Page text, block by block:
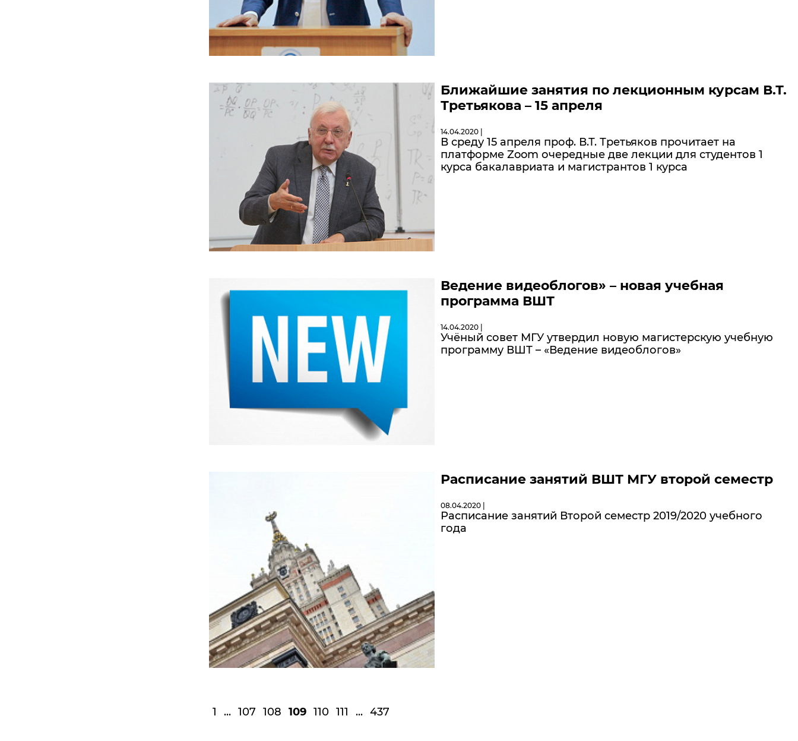
Ближайшие занятия по лекционным курсам В.Т.
Третьякова – 15 апреля
14.04.2020 |
В среду 15 апреля проф. В.Т. Третьяков прочитает на
платформе Zoom очередные две лекции для студентов 1
курса бакалавриата и магистрантов 1 курса
Ведение видеоблогов» – новая учебная
программа ВШТ
14.04.2020 |
Учёный совет МГУ утвердил новую магистерскую учебную
программу ВШТ – «Ведение видеоблогов»
Расписание занятий ВШТ МГУ второй семестр
08.04.2020 |
Расписание занятий Второй семестр 2019/2020 учебного
года
1 ... 107 108 109 110 111 ... 437